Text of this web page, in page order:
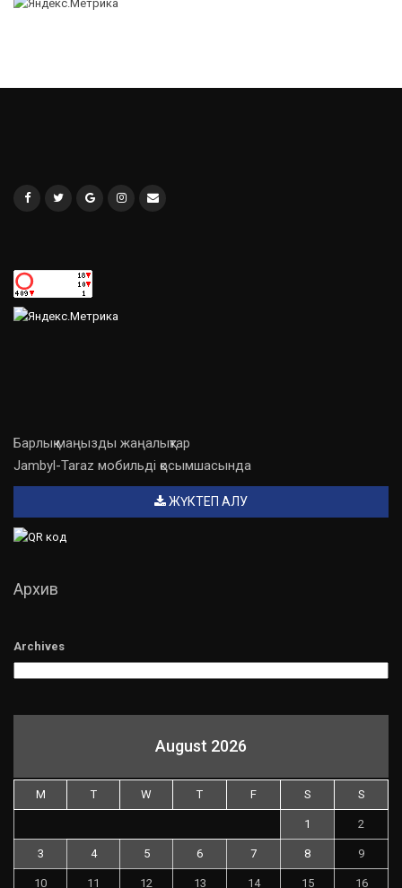
Барлық маңызды жаңалықтар
Jambyl-Taraz мобильді қосымшасында
ЖҮКТЕП АЛУ
Архив
Archives
August 2026
M T W T F S S
1 2
3 4 5 6 7 8 9
10 11 12 13 14 15 16